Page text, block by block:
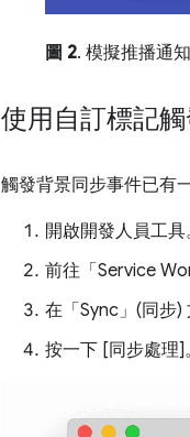
圖 2. 模擬推播通知
使用自訂標記
觸發背景同步事件已有
開啟開發人員工具
前往「Service
在「Sync」(同步)
按一下 [同步處理]。